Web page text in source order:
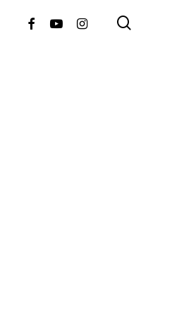
FacebookYoutubeInstagram